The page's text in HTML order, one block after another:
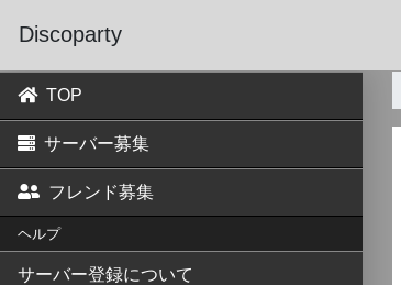
Discoparty
TOP
サーバー募集
フレンド募集
ヘルプ
サーバー登録について